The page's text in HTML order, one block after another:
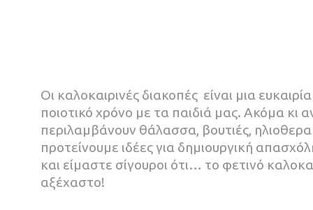
Οι καλοκαιρινές διακοπές είναι μια
ποιοτικό χρόνο με τα παιδιά μας. Ακόμα κι
περιλαμβάνουν θάλασσα, βουτιές,
προτείνουμε ιδέες για δημιουργική
και είμαστε σίγουροι ότι… το φετινό
αξέχαστο!